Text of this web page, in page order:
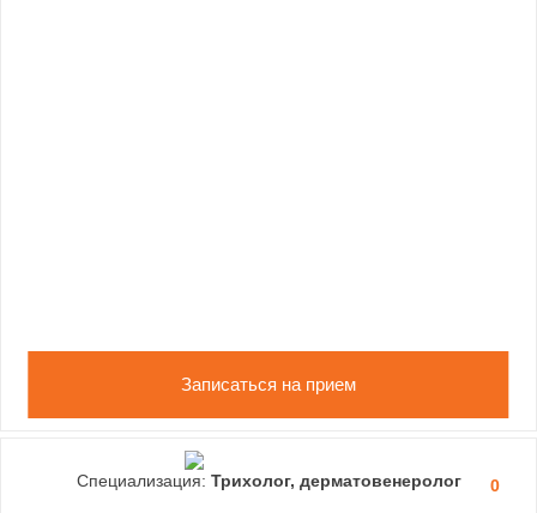
Записаться на прием
0
Специализация: Трихолог, дерматовенеролог